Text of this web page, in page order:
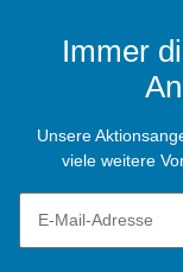
Immer
Unsere
viele weitere